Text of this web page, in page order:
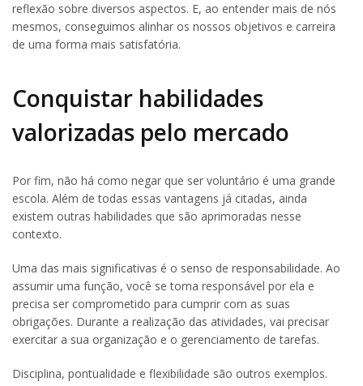
reflexão sobre diversos aspectos. E, ao entender mais de nós
mesmos, conseguimos alinhar os nossos objetivos e carreira
de uma forma mais satisfatória.
Conquistar habilidades
valorizadas pelo mercado
Por fim, não há como negar que ser voluntário é uma grande
escola. Além de todas essas vantagens já citadas, ainda
existem outras habilidades que são aprimoradas nesse
contexto.
Uma das mais significativas é o senso de responsabilidade. Ao
assumir uma função, você se torna responsável por ela e
precisa ser comprometido para cumprir com as suas
obrigações. Durante a realização das atividades, vai precisar
exercitar a sua organização e o gerenciamento de tarefas.
Disciplina, pontualidade e flexibilidade são outros exemplos.